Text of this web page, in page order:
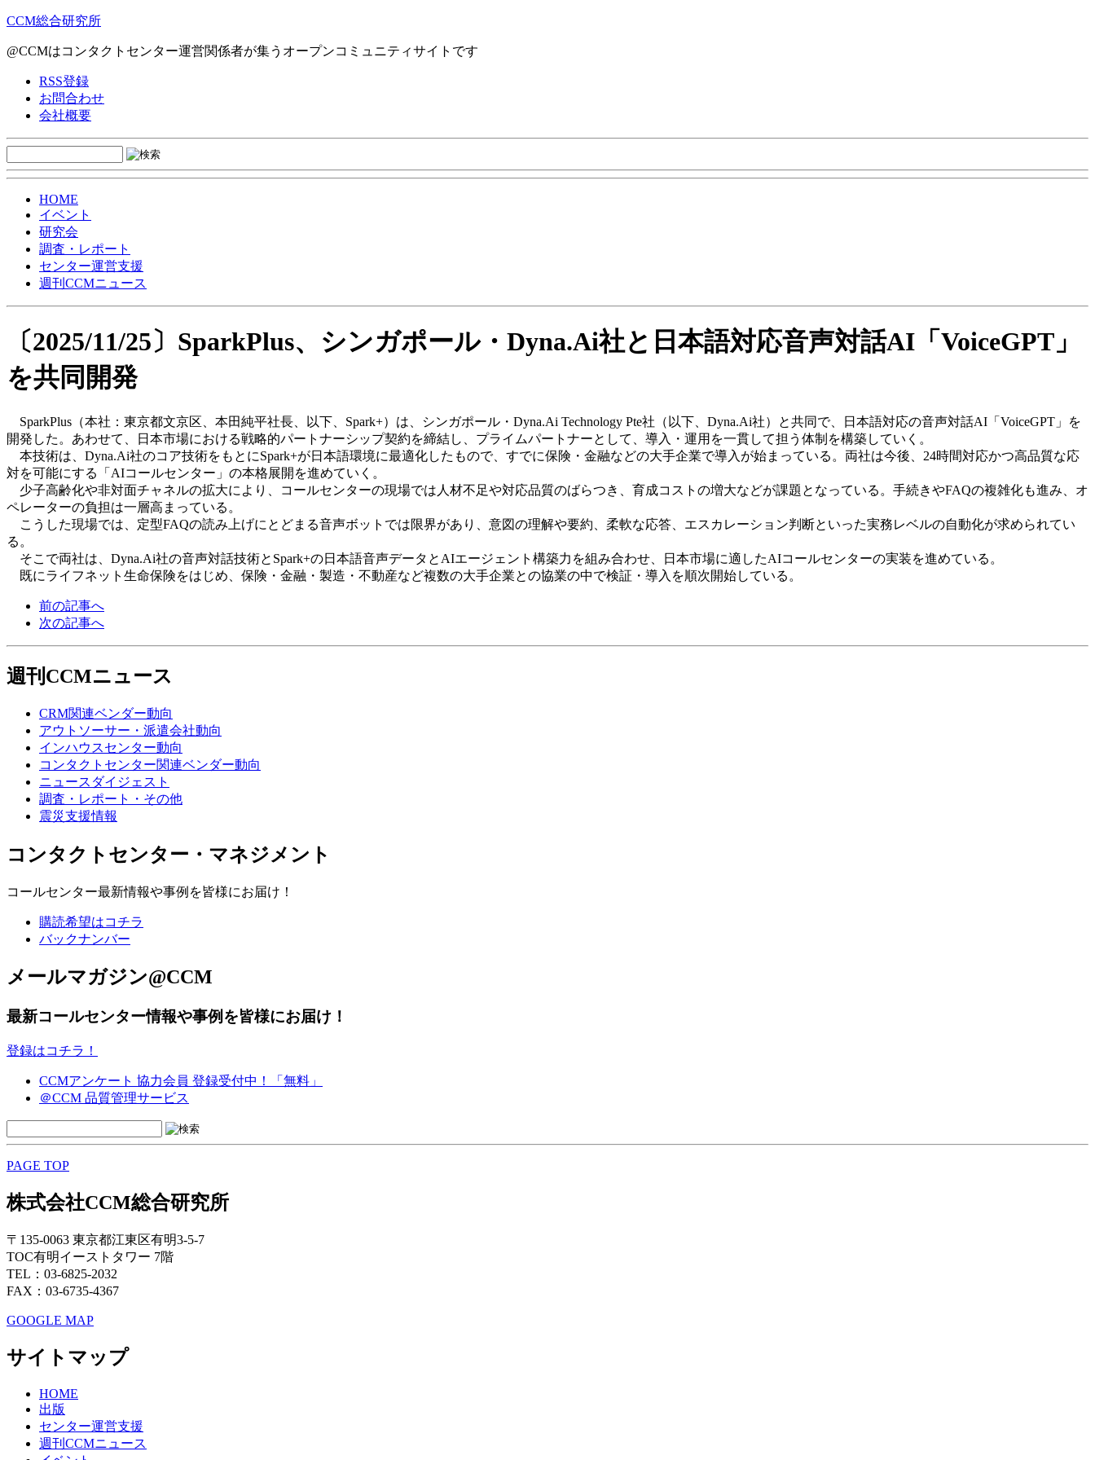
CCM総合研究所
@CCMはコンタクトセンター運営関係者が集うオープンコミュニティサイトです
RSS登録
お問合わせ
会社概要
HOME
イベント
研究会
調査・レポート
センター運営支援
週刊CCMニュース
〔2025/11/25〕SparkPlus、シンガポール・Dyna.Ai社と日本語対応音声対話AI「VoiceGPT」
を共同開発
SparkPlus（本社：東京都文京区、本田純平社長、以下、Spark+）は、シンガポール・Dyna.Ai Technology Pte社（以下、Dyna.Ai社）と共同で、日本語対応の音声対話AI「VoiceGPT」を
開発した。あわせて、日本市場における戦略的パートナーシップ契約を締結し、プライムパートナーとして、導入・運用を一貫して担う体制を構築していく。
本技術は、Dyna.Ai社のコア技術をもとにSpark+が日本語環境に最適化したもので、すでに保険・金融などの大手企業で導入が始まっている。両社は今後、24時間対応かつ高品質な応
対を可能にする「AIコールセンター」の本格展開を進めていく。
少子高齢化や非対面チャネルの拡大により、コールセンターの現場では人材不足や対応品質のばらつき、育成コストの増大などが課題となっている。手続きやFAQの複雑化も進み、オ
ペレーターの負担は一層高まっている。
こうした現場では、定型FAQの読み上げにとどまる音声ボットでは限界があり、意図の理解や要約、柔軟な応答、エスカレーション判断といった実務レベルの自動化が求められてい
る。
そこで両社は、Dyna.Ai社の音声対話技術とSpark+の日本語音声データとAIエージェント構築力を組み合わせ、日本市場に適したAIコールセンターの実装を進めている。
既にライフネット生命保険をはじめ、保険・金融・製造・不動産など複数の大手企業との協業の中で検証・導入を順次開始している。
前の記事へ
次の記事へ
週刊CCMニュース
CRM関連ベンダー動向
アウトソーサー・派遣会社動向
インハウスセンター動向
コンタクトセンター関連ベンダー動向
ニュースダイジェスト
調査・レポート・その他
震災支援情報
コンタクトセンター・マネジメント
コールセンター最新情報や事例を皆様にお届け！
購読希望はコチラ
バックナンバー
メールマガジン@CCM
最新コールセンター情報や事例を皆様にお届け！
登録はコチラ！
CCMアンケート 協力会員 登録受付中！「無料」
＠CCM 品質管理サービス
PAGE TOP
株式会社CCM総合研究所
〒135-0063 東京都江東区有明3-5-7
TOC有明イーストタワー 7階
TEL：03-6825-2032
FAX：03-6735-4367
GOOGLE MAP
サイトマップ
HOME
出版
センター運営支援
週刊CCMニュース